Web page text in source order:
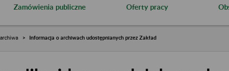
Zamówienia publiczne Oferty pracy
Informacja o archiwach udostępnianych przez Zakład